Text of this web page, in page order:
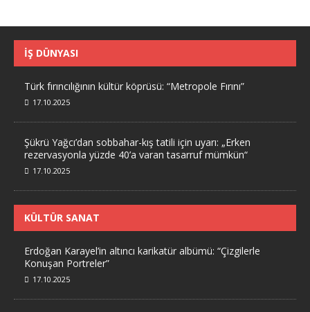
İŞ DÜNYASI
Türk fırıncılığının kültür köprüsü: “Metropole Fırını”
17.10.2025
Şükrü Yağcı’dan sobbahar-kış tatili için uyarı: „Erken
rezervasyonla yüzde 40’a varan tasarruf mümkün“
17.10.2025
KÜLTÜR SANAT
Erdoğan Karayel’in altıncı karikatür albümü: “Çizgilerle
Konuşan Portreler”
17.10.2025